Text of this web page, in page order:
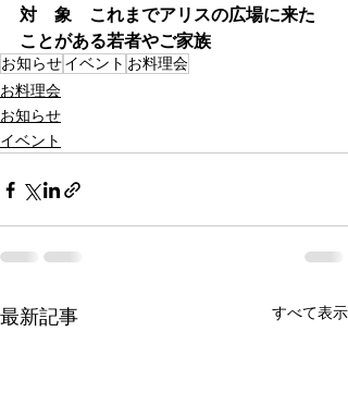
対　象　これまでアリスの広場に来た
ことがある若者やご家族
お知らせイベント お料理会
お料理会
お知らせ
イベント
最新記事 すべて表示